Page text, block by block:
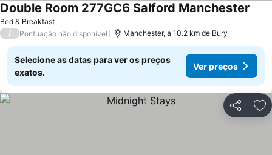
Bed & Breakfast
Double Room 277GC6 Salford Manchester
/ Pontuação não disponível Manchester, a 10.2 km de Bury
Selecione as datas para ver os preços
exatos.
Ver preços
Partilhar